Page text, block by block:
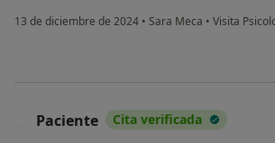
13 de diciembre de 2024 • Sara Meca • Visita
Paciente Cita verificada